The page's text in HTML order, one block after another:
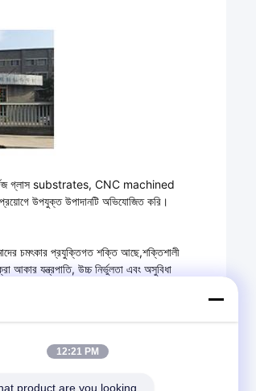
গ্লাস substrates, CNC machined
প্রয়োগে উপযুক্ত উপাদানটি অভিযোজিত করি।
চমৎকার প্রযুক্তিগত শক্তি আছে,শক্তিশালী
আকার যন্ত্রপাতি, উচ্চ নির্ভুলতা এবং অসুবিধা
ও উন্নয়নের ভিত্তিঅবিরাম প্রচেষ্টা এবং ক্রমাগত
12:21 PM
product are you looking